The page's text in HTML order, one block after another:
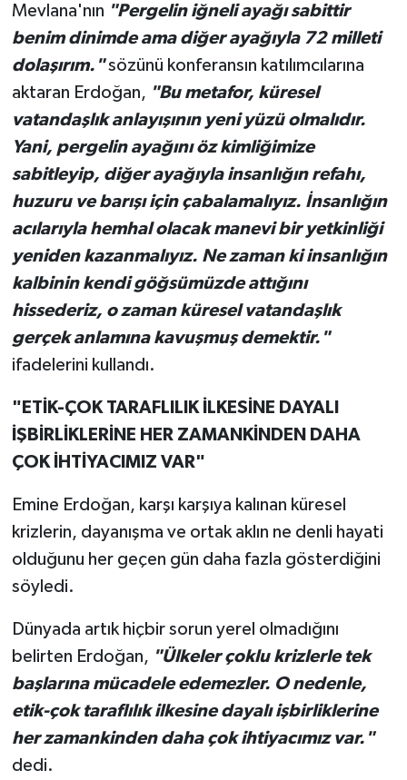
Mevlana'nın "Pergelin iğneli ayağı sabittir
benim dinimde ama diğer ayağıyla 72 milleti
dolaşırım."sözünü konferansın katılımcılarına
aktaran Erdoğan, "Bu metafor, küresel
vatandaşlık anlayışının yeni yüzü olmalıdır.
Yani, pergelin ayağını öz kimliğimize
sabitleyip, diğer ayağıyla insanlığın refahı,
huzuru ve barışı için çabalamalıyız. İnsanlığın
acılarıyla hemhal olacak manevi bir yetkinliği
yeniden kazanmalıyız. Ne zaman ki insanlığın
kalbinin kendi göğsümüzde attığını
hissederiz, o zaman küresel vatandaşlık
gerçek anlamına kavuşmuş demektir."
ifadelerini kullandı.
"ETİK-ÇOK TARAFLILIK İLKESİNE DAYALI
İŞBİRLİKLERİNE HER ZAMANKİNDEN DAHA
ÇOK İHTİYACIMIZ VAR"
Emine Erdoğan, karşı karşıya kalınan küresel
krizlerin, dayanışma ve ortak aklın ne denli hayati
olduğunu her geçen gün daha fazla gösterdiğini
söyledi.
Dünyada artık hiçbir sorun yerel olmadığını
belirten Erdoğan, "Ülkeler çoklu krizlerle tek
başlarına mücadele edemezler. O nedenle,
etik-çok taraflılık ilkesine dayalı işbirliklerine
her zamankinden daha çok ihtiyacımız var."
dedi.